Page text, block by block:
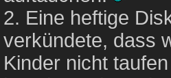
2. Eine heftige
verkündete, dass
Kinder nicht